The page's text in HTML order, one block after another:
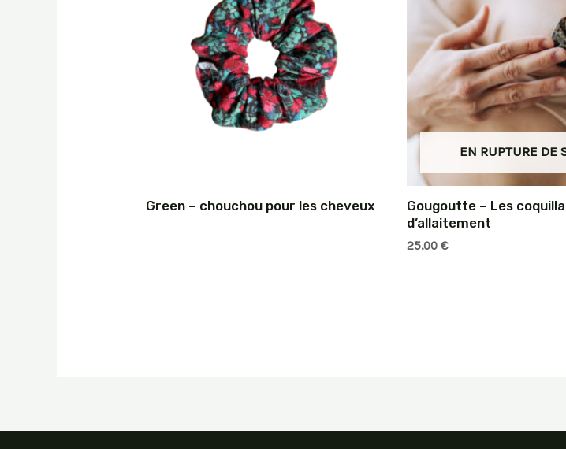
Green – chouchou pour les cheveux
EN RUPTURE DE
Gougoutte – Les
d’allaitement
25,00€